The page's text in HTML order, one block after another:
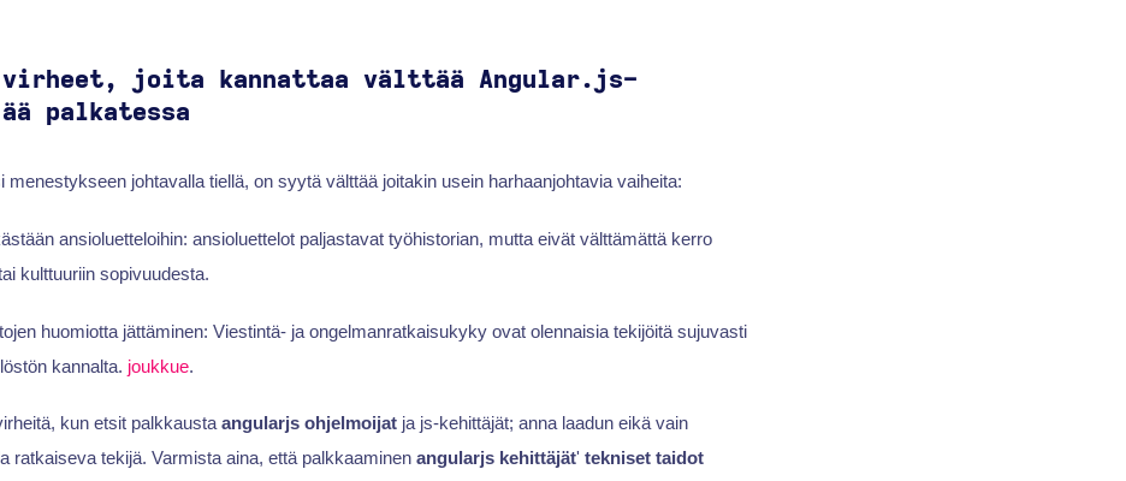
joita kannattaa välttää Angular.js-
palkatessa
menestykseen johtavalla tiellä, on syytä välttää joitakin usein harhaanjohtavia vaiheita:
ansioluetteloihin: ansioluettelot paljastavat työhistorian, mutta eivät välttämättä kerro
kulttuuriin sopivuudesta.
huomiotta jättäminen: Viestintä- ja ongelmanratkaisukyky ovat olennaisia tekijöitä sujuvasti
kannalta. joukkue.
kun etsit palkkausta angularjs ohjelmoijatja js-kehittäjät; anna laadun eikä vain
ratkaiseva tekijä. Varmista aina, että palkkaaminen angularjs kehittäjät' tekniset taidot